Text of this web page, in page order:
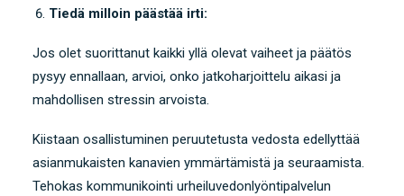
Tiedä milloin päästää irti:
Jos olet suorittanut kaikki yllä olevat vaiheet ja päätös
pysyy ennallaan, arvioi, onko jatkoharjoittelu aikasi ja
mahdollisen stressin arvoista.
Kiistaan ​​osallistuminen peruutetusta vedosta edellyttää
asianmukaisten kanavien ymmärtämistä ja seuraamista.
Tehokas kommunikointi urheiluvedonlyöntipalvelun